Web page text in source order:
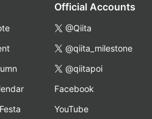
Official Accounts
@Qiita
@qiita_milestone
@qiitapoi
Facebook
YouTube